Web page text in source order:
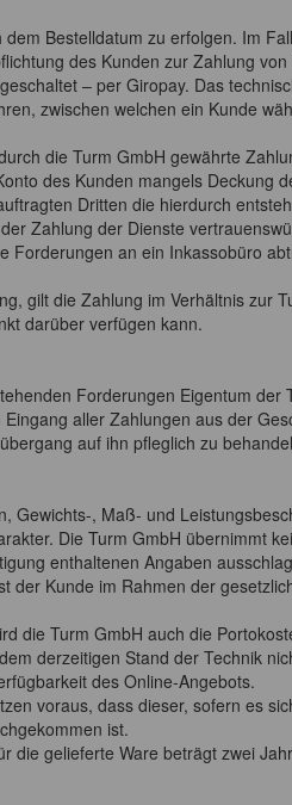
Bestelldatum zu erfolgen. Im
des Kunden zur Zahlung
– per Giropay. Das
zwischen welchen ein Kunde
die Turm GmbH gewährte
des Kunden mangels
Dritten die hierdurch
Zahlung der Dienste
Forderungen an ein Inkassobüro
gilt die Zahlung im Verhältnis
darüber verfügen kann.
Forderungen Eigentum
aller Zahlungen aus der
auf ihn pfleglich zu
Gewichts-, Maß- und
Die Turm GmbH übernimmt
enthaltenen Angaben
der Kunde im Rahmen der
die Turm GmbH auch die
derzeitigen Stand der Technik
des Online-Angebots.
voraus, dass dieser, sofern es
ist.
die gelieferte Ware beträgt zwei